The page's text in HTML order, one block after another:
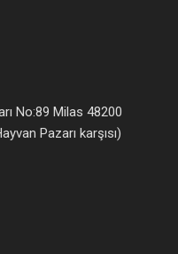
No:89 Milas 48200
Pazarı karşısı)